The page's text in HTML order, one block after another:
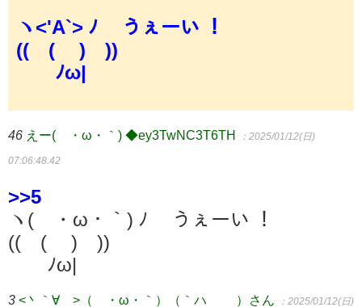
ヽ<'A`> ﾉ うぇーい ！
(( ( ) ))
ﾉω|
46 えー(´・ω・｀) ◆ey3TwNC3T6TH ：2025/01/12(日)
07:06:48.42
>>5
ヽ(´・ω・｀) ﾉ うぇーい ！
(( ( ) ))
ﾉω|
3 <丶｀∀´>（´・ω・｀）（｀ハ´ ）さん ：2025/01/12(日)